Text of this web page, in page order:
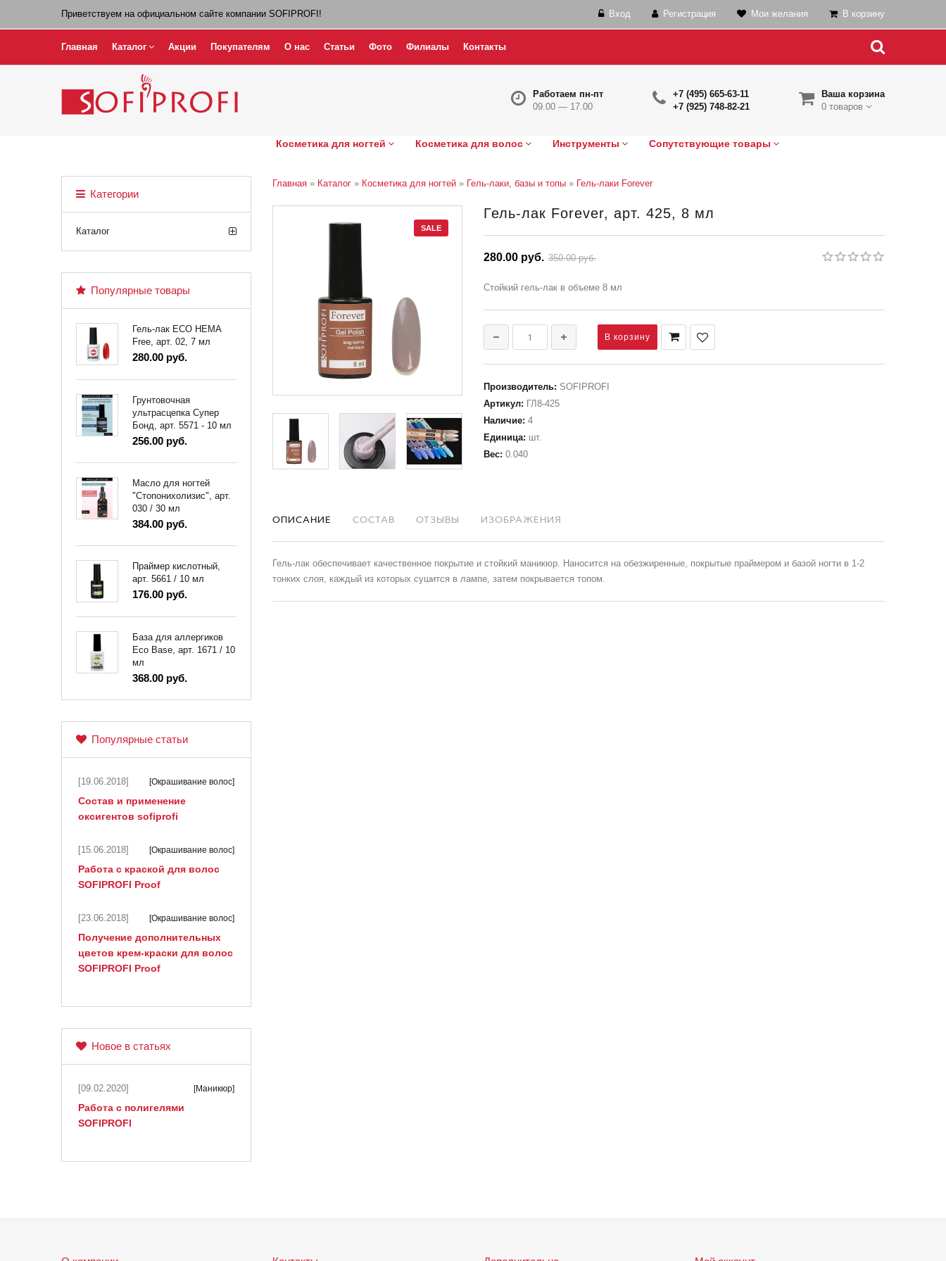
Приветствуем на официальном сайте компании SOFIPROFI! Вход Регистрация Мои желания В корзину
Главная Каталог Акции Покупателям О нас Статьи Фото Филиалы Контакты
Ваша корзина
0 товаров
+7 (495) 665-63-11
+7 (925) 748-82-21
Работаем пн-пт
09.00 — 17.00
Косметика для ногтей Косметика для волос Инструменты Сопутствующие товары
Главная » Каталог » Косметика для ногтей » Гель-лаки, базы и топы » Гель-лаки Forever
SALE
Гель-лак Forever, арт. 425, 8 мл
280.00 руб. 350.00 руб.
Стойкий гель-лак в объеме 8 мл
Производитель: SOFIPROFI
Артикул: ГЛ8-425
Наличие: 4
Единица: шт.
Вес: 0.040
ОПИСАНИЕ СОСТАВ ОТЗЫВЫ ИЗОБРАЖЕНИЯ
Гель-лак обеспечивает качественное покрытие и стойкий маникюр. Наносится на обезжиренные, покрытые праймером и базой ногти в 1-2
тонких слоя, каждый из которых сушится в лампе, затем покрывается топом.
Категории
Каталог
Популярные товары
Гель-лак ECO HEMA
Free, арт. 02, 7 мл
280.00 руб.
Грунтовочная
ультрасцепка Супер
Бонд, арт. 5571 - 10 мл
256.00 руб.
Масло для ногтей
"Стопонихолизис", арт.
030 / 30 мл
384.00 руб.
Праймер кислотный,
арт. 5661 / 10 мл
176.00 руб.
База для аллергиков
Eco Base, арт. 1671 / 10
мл
368.00 руб.
Популярные статьи
[19.06.2018] [Окрашивание волос]
Состав и применение
оксигентов sofiprofi
[15.06.2018] [Окрашивание волос]
Работа с краской для волос
SOFIPROFI Proof
[23.06.2018] [Окрашивание волос]
Получение дополнительных
цветов крем-краски для волос
SOFIPROFI Proof
Новое в статьях
[09.02.2020] [Маникюр]
Работа с полигелями
SOFIPROFI